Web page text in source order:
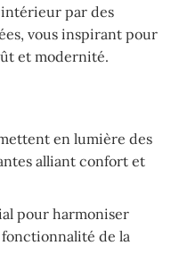
par des
vous inspirant pour
et modernité.
en lumière des
alliant confort et
pour harmoniser
fonctionnalité de la